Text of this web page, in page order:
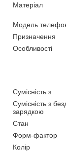
Матеріал
Модель
Призначення
Особливості
Сумісність з
Сумісність з
зарядкою
Стан
Форм-фактор
Колір